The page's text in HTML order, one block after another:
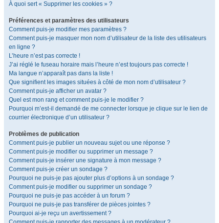
À quoi sert « Supprimer les cookies » ?
Préférences et paramètres des utilisateurs
Comment puis-je modifier mes paramètres ?
Comment puis-je masquer mon nom d’utilisateur de la liste des utilisateurs
en ligne ?
L’heure n’est pas correcte !
J’ai réglé le fuseau horaire mais l’heure n’est toujours pas correcte !
Ma langue n’apparaît pas dans la liste !
Que signifient les images situées à côté de mon nom d’utilisateur ?
Comment puis-je afficher un avatar ?
Quel est mon rang et comment puis-je le modifier ?
Pourquoi m’est-il demandé de me connecter lorsque je clique sur le lien de
courrier électronique d’un utilisateur ?
Problèmes de publication
Comment puis-je publier un nouveau sujet ou une réponse ?
Comment puis-je modifier ou supprimer un message ?
Comment puis-je insérer une signature à mon message ?
Comment puis-je créer un sondage ?
Pourquoi ne puis-je pas ajouter plus d’options à un sondage ?
Comment puis-je modifier ou supprimer un sondage ?
Pourquoi ne puis-je pas accéder à un forum ?
Pourquoi ne puis-je pas transférer de pièces jointes ?
Pourquoi ai-je reçu un avertissement ?